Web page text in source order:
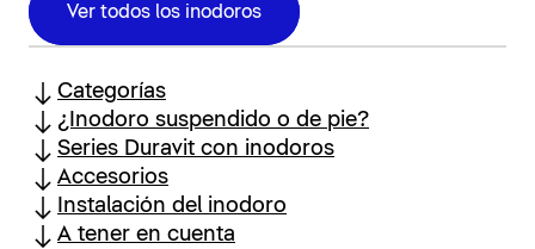
Ver todos los inodoros
Categorías
¿Inodoro suspendido o de pie?
Series Duravit con inodoros
Accesorios
Instalación del inodoro
A tener en cuenta